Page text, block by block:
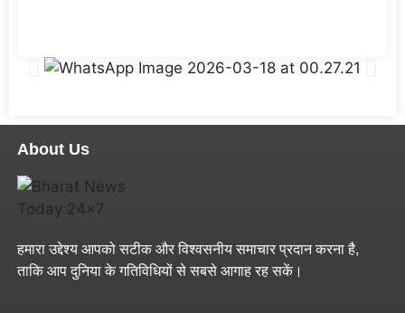
About Us
हमारा उद्देश्य आपको सटीक और विश्वसनीय समाचार प्रदान करना है,
ताकि आप दुनिया के गतिविधियों से सबसे आगाह रह सकें।